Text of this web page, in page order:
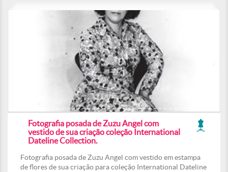
Fotografia posada de Zuzu Angel com
vestido de sua criação coleção International
Dateline Collection.
Fotografia posada de Zuzu Angel com vestido em estampa
de flores de sua criação para coleção International Dateline